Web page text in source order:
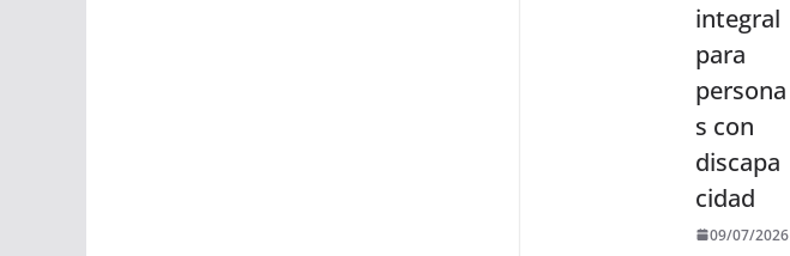
integral
para
persona
s con
discapa
cidad
09/07/2026